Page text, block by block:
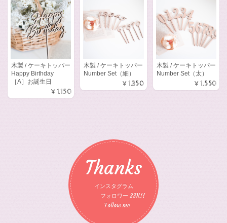
木製 / ケーキトッパー
Happy Birthday
［A］お誕生日
¥1,150
木製 / ケーキトッパー
Number Set（細）
¥1,350
木製 / ケーキトッパー
Number Set（太）
¥1,550
Thanks
インスタグラム
フォロワー 23K!!
Follow me